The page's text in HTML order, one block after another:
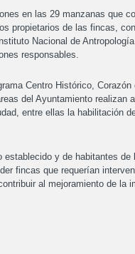
en las 29 manzanas que
propietarios de las fincas,
Nacional de
responsables.
Centro Histórico,
del Ayuntamiento
entre ellas la habilitación
establecido y de habitantes
fincas que requerían
al mejoramiento de la